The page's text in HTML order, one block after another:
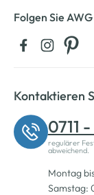
Folgen Sie
Kontaktieren
0711
regulärer
abweichend.
Montag
Samstag: